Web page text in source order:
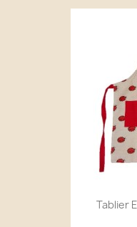
Tablier